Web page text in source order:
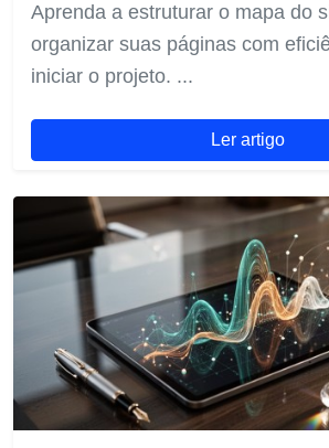
Aprenda a estruturar o mapa do
organizar suas páginas com
iniciar o projeto. ...
Ler artigo